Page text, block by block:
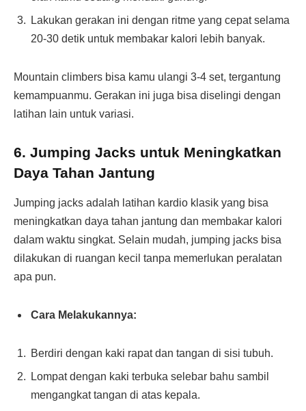
Lakukan gerakan ini dengan ritme yang cepat selama
20-30 detik untuk membakar kalori lebih banyak.
Mountain climbers bisa kamu ulangi 3-4 set, tergantung
kemampuanmu. Gerakan ini juga bisa diselingi dengan
latihan lain untuk variasi.
6. Jumping Jacks untuk Meningkatkan
Daya Tahan Jantung
Jumping jacks adalah latihan kardio klasik yang bisa
meningkatkan daya tahan jantung dan membakar kalori
dalam waktu singkat. Selain mudah, jumping jacks bisa
dilakukan di ruangan kecil tanpa memerlukan peralatan
apa pun.
Cara Melakukannya:
Berdiri dengan kaki rapat dan tangan di sisi tubuh.
Lompat dengan kaki terbuka selebar bahu sambil
mengangkat tangan di atas kepala.